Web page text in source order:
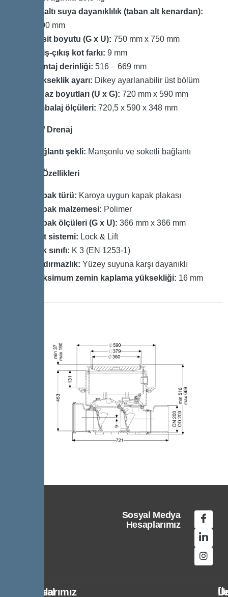
Yeraltı suya dayanıklılık (taban alt kenardan):
3000 mm
Kesit boyutu (G x U): 750 mm x 750 mm
Giriş-çıkış kot farkı: 9 mm
Montaj derinliği: 516 – 669 mm
Yükseklik ayarı: Dikey ayarlanabilir üst bölüm
Cihaz boyutları (U x G): 720 mm x 590 mm
Ambalaj ölçüleri: 720,5 x 590 x 348 mm
Gövde / Drenaj
Bağlantı şekli: Manşonlu ve soketli bağlantı
Kapak Özellikleri
Kapak türü: Karoya uygun kapak plakası
Kapak malzemesi: Polimer
Kapak ölçüleri (G x U): 366 mm x 366 mm
Kilit sistemi: Lock & Lift
Yük sınıfı: K 3 (EN 1253-1)
Sızdırmazlık: Yüzey suyuna karşı dayanıklı
Maksimum zemin kaplama yüksekliği: 16 mm
Sosyal Medya
Hesaplarımız
Kurumsal
Politikalarımız